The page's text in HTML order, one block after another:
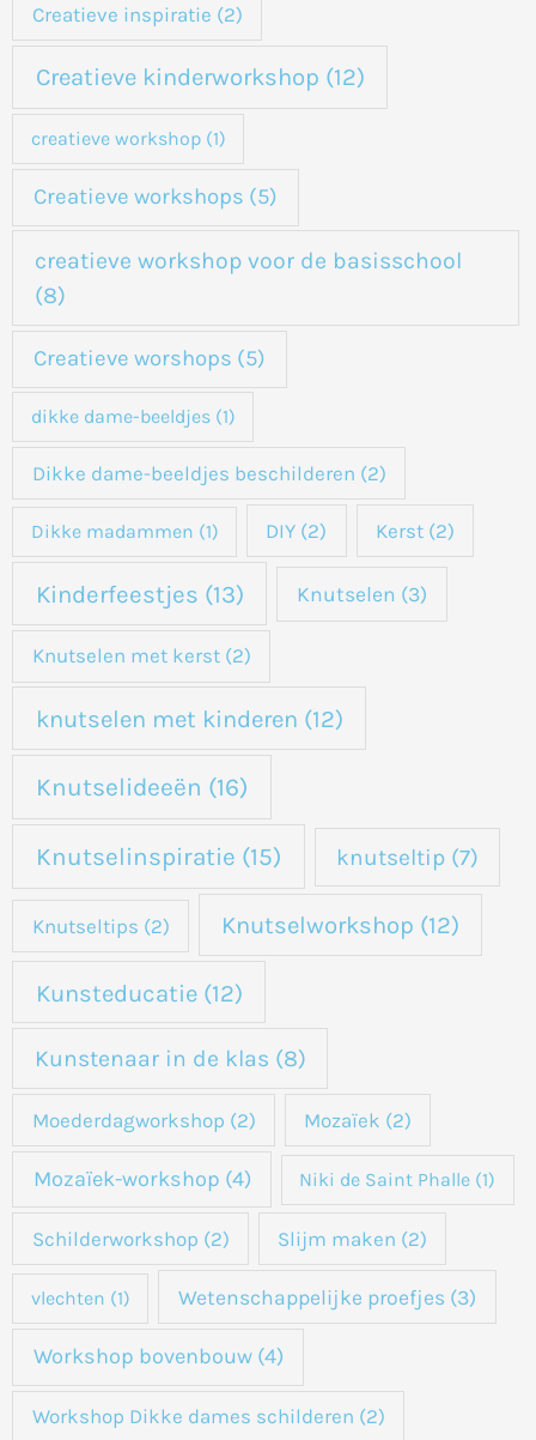
Creatieve inspiratie (2)
Creatieve kinderworkshop (12)
creatieve workshop(1)
Creatieve workshops (5)
creatieve workshop voor de basisschool
(8)
Creatieve worshops (5)
dikke dame-beeldjes(1)
Dikke dame-beeldjes beschilderen (2)
Dikke madammen (1) DIY (2) Kerst(2)
Kinderfeestjes (13) Knutselen (3)
Knutselen met kerst(2)
knutselen met kinderen (12)
Knutselideeën (16)
Knutselinspiratie (15) knutseltip (7)
Knutseltips (2) Knutselworkshop (12)
Kunsteducatie(12)
Kunstenaar in de klas (8)
Moederdagworkshop (2) Mozaïek (2)
Mozaïek-workshop (4) Niki de Saint Phalle (1)
Schilderworkshop (2) Slijm maken (2)
vlechten (1) Wetenschappelijke proefjes (3)
Workshop bovenbouw(4)
Workshop Dikke dames schilderen (2)